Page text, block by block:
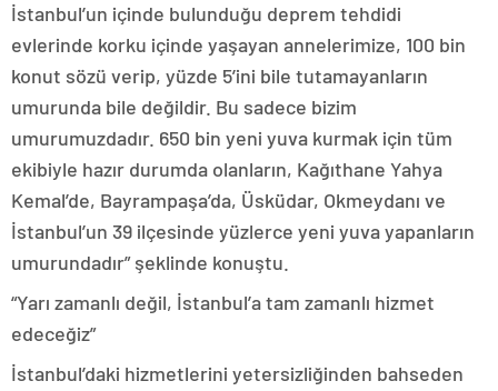
İstanbul’un içinde bulunduğu deprem tehdidi
evlerinde korku içinde yaşayan annelerimize, 100 bin
konut sözü verip, yüzde 5’ini bile tutamayanların
umurunda bile değildir. Bu sadece bizim
umurumuzdadır. 650 bin yeni yuva kurmak için tüm
ekibiyle hazır durumda olanların, Kağıthane Yahya
Kemal’de, Bayrampaşa’da, Üsküdar, Okmeydanı ve
İstanbul’un 39 ilçesinde yüzlerce yeni yuva yapanların
umurundadır” şeklinde konuştu.
“Yarı zamanlı değil, İstanbul’a tam zamanlı hizmet
edeceğiz”
İstanbul’daki hizmetlerini yetersizliğinden bahseden